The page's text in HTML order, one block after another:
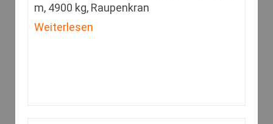
m, 4900 kg, Raupenkran
Weiterlesen